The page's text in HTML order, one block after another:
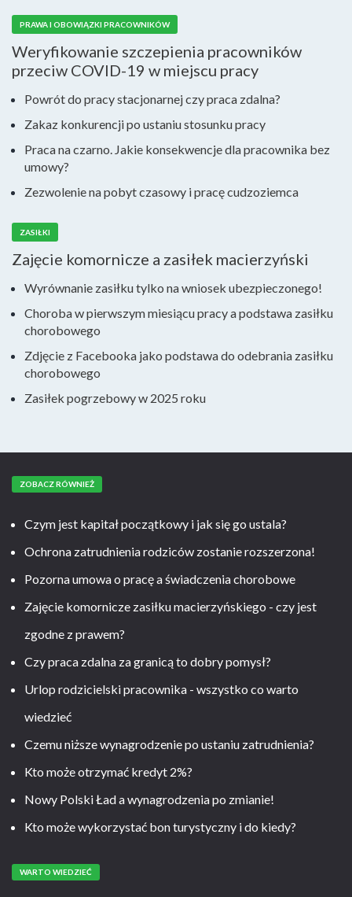
PRAWA I OBOWIĄZKI PRACOWNIKÓW
Weryfikowanie szczepienia pracowników
przeciw COVID-19 w miejscu pracy
Powrót do pracy stacjonarnej czy praca zdalna?
Zakaz konkurencji po ustaniu stosunku pracy
Praca na czarno. Jakie konsekwencje dla pracownika bez
umowy?
Zezwolenie na pobyt czasowy i pracę cudzoziemca
ZASIŁKI
Zajęcie komornicze a zasiłek macierzyński
Wyrównanie zasiłku tylko na wniosek ubezpieczonego!
Choroba w pierwszym miesiącu pracy a podstawa zasiłku
chorobowego
Zdjęcie z Facebooka jako podstawa do odebrania zasiłku
chorobowego
Zasiłek pogrzebowy w 2025 roku
ZOBACZ RÓWNIEŻ
Czym jest kapitał początkowy i jak się go ustala?
Ochrona zatrudnienia rodziców zostanie rozszerzona!
Pozorna umowa o pracę a świadczenia chorobowe
Zajęcie komornicze zasiłku macierzyńskiego - czy jest
zgodne z prawem?
Czy praca zdalna za granicą to dobry pomysł?
Urlop rodzicielski pracownika - wszystko co warto
wiedzieć
Czemu niższe wynagrodzenie po ustaniu zatrudnienia?
Kto może otrzymać kredyt 2%?
Nowy Polski Ład a wynagrodzenia po zmianie!
Kto może wykorzystać bon turystyczny i do kiedy?
WARTO WIEDZIEĆ